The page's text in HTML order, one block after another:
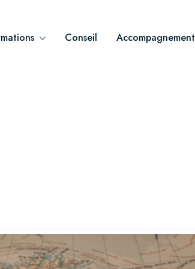
Conseil Accompagnement